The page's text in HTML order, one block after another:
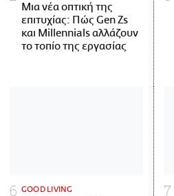
Μια νέα οπτική της
επιτυχίας: Πώς Gen Zs
και Millennials αλλάζουν
το τοπίο της εργασίας
GOOD LIVING